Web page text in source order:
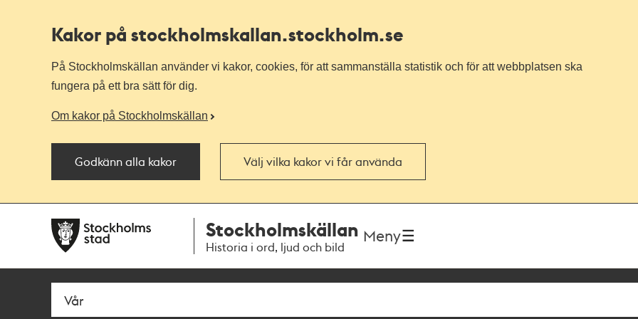
Kakor på stockholmskallan.stockholm.se
På Stockholmskällan använder vi kakor, cookies, för att sammanställa statistik och för att webbplatsen ska
fungera på ett bra sätt för dig.
Om kakor på Stockholmskällan
Godkänn alla kakor Välj vilka kakor vi får använda
navigationen
huvudinnehållet
Stockholmskällan
Historia i ord, ljud och bild
Meny
SökFritextsök